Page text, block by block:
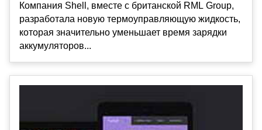
Компания Shell, вместе с британской RML Group,
разработала новую термоуправляющую жидкость,
которая значительно уменьшает время зарядки
аккумуляторов...